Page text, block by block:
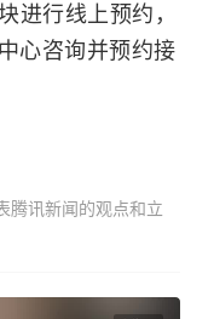
进行线上预约，
心咨询并预约接
腾讯新闻的观点和立